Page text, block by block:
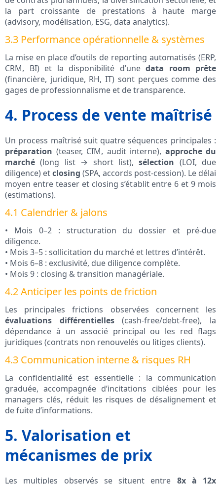
la part croissante de prestations à haute marge
(advisory, modélisation, ESG, data analytics).
3.3 Performance opérationnelle & systèmes
La mise en place d’outils de reporting automatisés (ERP,
CRM, BI) et la disponibilité d’une data room prête
(financière, juridique, RH, IT) sont perçues comme des
gages de professionnalisme et de transparence.
4. Process de vente maîtrisé
Un process maîtrisé suit quatre séquences principales :
préparation (teaser, CIM, audit interne), approche du
marché (long list → short list),sélection (LOI, due
diligence) etclosing (SPA, accords post-cession). Le délai
moyen entre teaser et closing s’établit entre 6 et 9 mois
(estimations).
4.1 Calendrier & jalons
• Mois 0–2 : structuration du dossier et pré-due
diligence.
• Mois 3–5 : sollicitation du marché et lettres d’intérêt.
• Mois 6–8 : exclusivité, due diligence complète.
• Mois 9 : closing & transition managériale.
4.2 Anticiper les points de friction
Les principales frictions observées concernent les
évaluations différentielles(cash-free/debt-free), la
dépendance à un associé principal ou les red flags
juridiques (contrats non renouvelés ou litiges clients).
4.3 Communication interne & risques RH
La confidentialité est essentielle : la communication
graduée, accompagnée d’incitations ciblées pour les
managers clés, réduit les risques de désalignement et
de fuite d’informations.
5. Valorisation et
mécanismes de prix
Les multiples observés se situent entre 8x à 12x